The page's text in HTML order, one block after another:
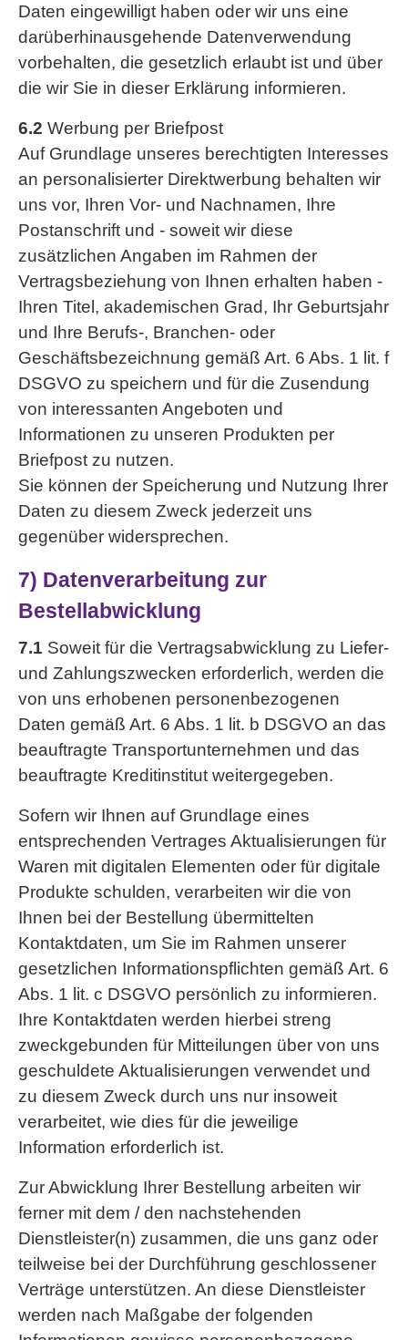
Daten eingewilligt haben oder wir uns eine
darüberhinausgehende Datenverwendung
vorbehalten, die gesetzlich erlaubt ist und über
die wir Sie in dieser Erklärung informieren.
6.2 Werbung per Briefpost
Auf Grundlage unseres berechtigten Interesses
an personalisierter Direktwerbung behalten wir
uns vor, Ihren Vor- und Nachnamen, Ihre
Postanschrift und - soweit wir diese
zusätzlichen Angaben im Rahmen der
Vertragsbeziehung von Ihnen erhalten haben -
Ihren Titel, akademischen Grad, Ihr Geburtsjahr
und Ihre Berufs-, Branchen- oder
Geschäftsbezeichnung gemäß Art. 6 Abs. 1 lit. f
DSGVO zu speichern und für die Zusendung
von interessanten Angeboten und
Informationen zu unseren Produkten per
Briefpost zu nutzen.
Sie können der Speicherung und Nutzung Ihrer
Daten zu diesem Zweck jederzeit uns
gegenüber widersprechen.
7) Datenverarbeitung zur
Bestellabwicklung
7.1 Soweit für die Vertragsabwicklung zu Liefer-
und Zahlungszwecken erforderlich, werden die
von uns erhobenen personenbezogenen
Daten gemäß Art. 6 Abs. 1 lit. b DSGVO an das
beauftragte Transportunternehmen und das
beauftragte Kreditinstitut weitergegeben.
Sofern wir Ihnen auf Grundlage eines
entsprechenden Vertrages Aktualisierungen für
Waren mit digitalen Elementen oder für digitale
Produkte schulden, verarbeiten wir die von
Ihnen bei der Bestellung übermittelten
Kontaktdaten, um Sie im Rahmen unserer
gesetzlichen Informationspflichten gemäß Art. 6
Abs. 1 lit. c DSGVO persönlich zu informieren.
Ihre Kontaktdaten werden hierbei streng
zweckgebunden für Mitteilungen über von uns
geschuldete Aktualisierungen verwendet und
zu diesem Zweck durch uns nur insoweit
verarbeitet, wie dies für die jeweilige
Information erforderlich ist.
Zur Abwicklung Ihrer Bestellung arbeiten wir
ferner mit dem / den nachstehenden
Dienstleister(n) zusammen, die uns ganz oder
teilweise bei der Durchführung geschlossener
Verträge unterstützen. An diese Dienstleister
werden nach Maßgabe der folgenden